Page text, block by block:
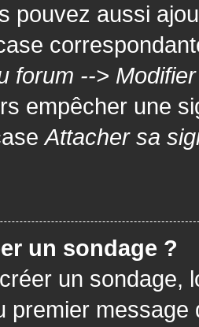
pouvez aussi
forum -->
empêcher une
Attacher sa
un sondage ?
un sondage,
premier